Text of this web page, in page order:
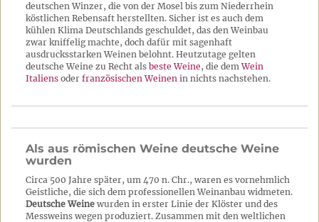
deutschen Winzer, die von der Mosel bis zum Niederrhein
köstlichen Rebensaft herstellten. Sicher ist es auch dem
kühlen Klima Deutschlands geschuldet, das den Weinbau
zwar kniffelig machte, doch dafür mit sagenhaft
ausdrucksstarken Weinen belohnt. Heutzutage gelten
deutsche Weine zu Recht als beste Weine, die demWein
Italiens oder französischen Weinen in nichts nachstehen.
Als aus römischen Weine deutsche Weine
wurden
Circa 500 Jahre später, um 470 n. Chr., waren es vornehmlich
Geistliche, die sich dem professionellen Weinanbau widmeten.
Deutsche Weine wurden in erster Linie der Klöster und des
Messweins wegen produziert. Zusammen mit den weltlichen